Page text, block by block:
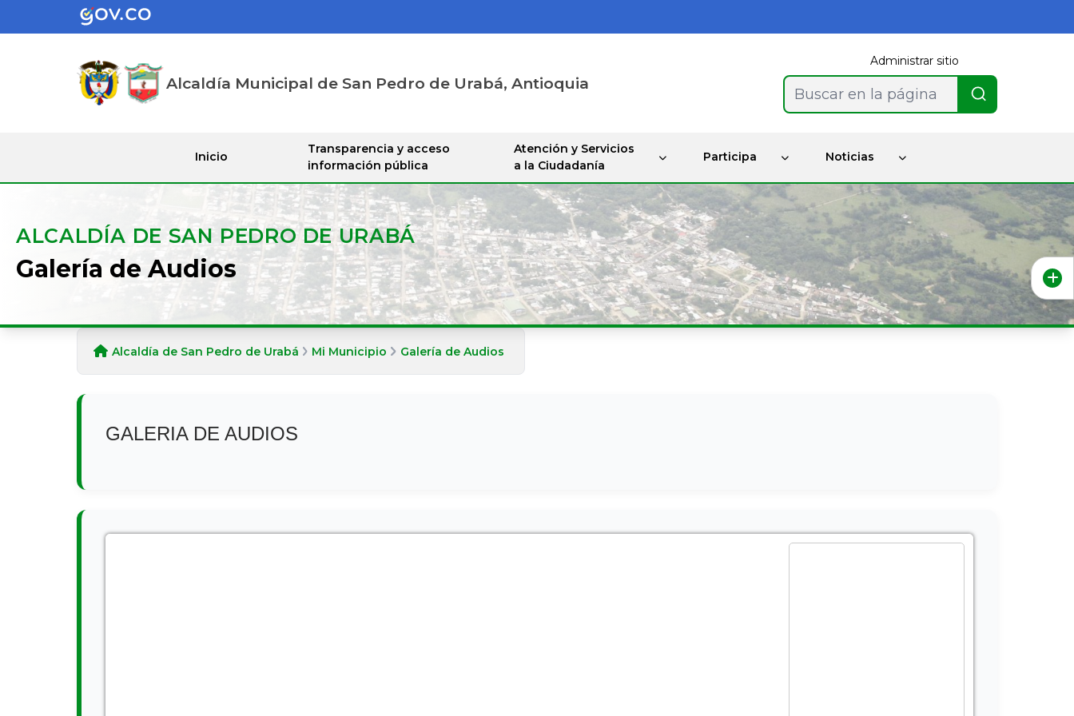
Alcaldía Municipal de San Pedro de Urabá, Antioquia
Administrar sitio
Buscar en la página
Inicio
Transparencia y acceso
información pública
Atención y Servicios
a la Ciudadanía
Participa Noticias
ALCALDÍA DE SAN PEDRO DE URABÁ
Galería de Audios
Alcaldía de San Pedro de Urabá Mi Municipio Galería de Audios
​GA​LERIA DE AUDIOS